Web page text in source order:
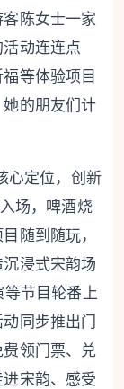
陈女士一家
动连连点
等体验项目
的朋友们计
定位，创新
场，啤酒烧
随到随玩，
浸式宋韵场
等节目轮番上
同步推出门
领门票、兑
宋韵、感受